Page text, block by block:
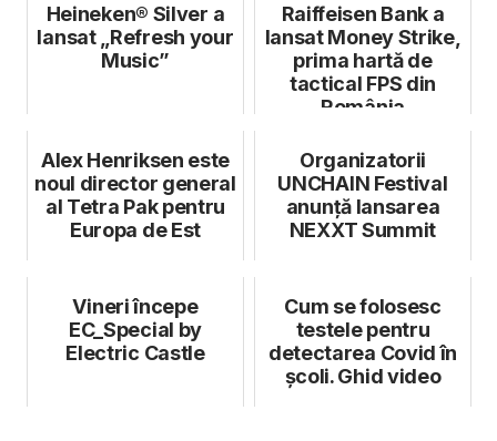
Heineken® Silver a
lansat „Refresh your
Music”
Raiffeisen Bank a
lansat Money Strike,
prima hartă de
tactical FPS din
România
Alex Henriksen este
noul director general
al Tetra Pak pentru
Europa de Est
Organizatorii
UNCHAIN Festival
anunță lansarea
NEXXT Summit
Vineri începe
EC_Special by
Electric Castle
Cum se folosesc
testele pentru
detectarea Covid în
școli. Ghid video